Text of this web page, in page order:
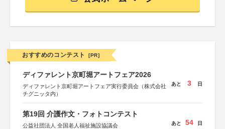
おすすめのコンテスト [PR]
ディファレント京町堀アートフェア2026
ディファレント京町堀アートフェア実行委員会（株式会社
チグニッタ内）
あと 3 日
第19回 介護作文・フォトコンテスト
公益社団法人 全国老人福祉施設協議会
あと 54 日